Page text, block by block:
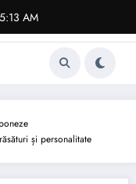
AM
și personalitate